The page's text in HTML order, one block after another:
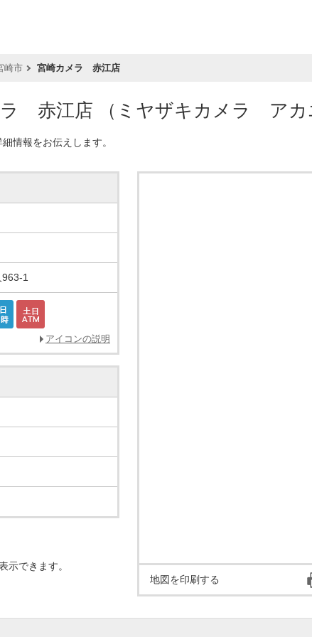
崎市 宮崎カメラ 赤江店
ラ 赤江店 （ミヤザキカメラ アカ
情報をお伝えします。
1
アイコンの説明
示できます。
地図を印刷する